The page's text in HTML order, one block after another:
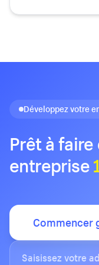
Développez votre
Prêt à
entreprise
Commencer